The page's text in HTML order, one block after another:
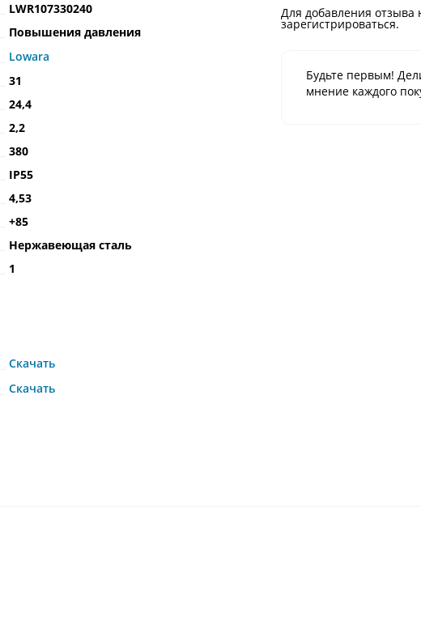
LWR107330240
Повышения давления
Lowara
31
24,4
2,2
380
IP55
4,53
+85
Нержавеющая сталь
1
Скачать
Скачать
Для добавления отзыва
зарегистрироваться.
Будьте первым!
мнение каждого